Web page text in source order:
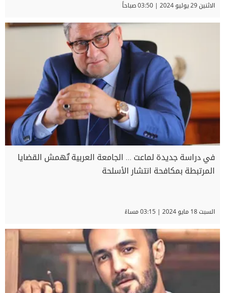
الاثنين 29 يوليو 2024 | 03:50 صباحاً
في دراسة جديدة لماعت ... الجامعة العربية تٌهمش القضايا
المرتبطة بمكافحة انتشار الأسلحة
السبت 18 مايو 2024 | 03:15 مساءً